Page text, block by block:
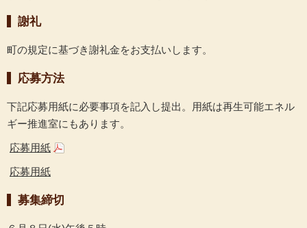
謝礼
町の規定に基づき謝礼金をお支払いします。
応募方法
下記応募用紙に必要事項を記入し提出。用紙は再生可能エネル
ギー推進室にもあります。
応募用紙
応募用紙
募集締切